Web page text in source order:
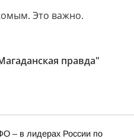
Это важно.
правда"
– в лидерах России по